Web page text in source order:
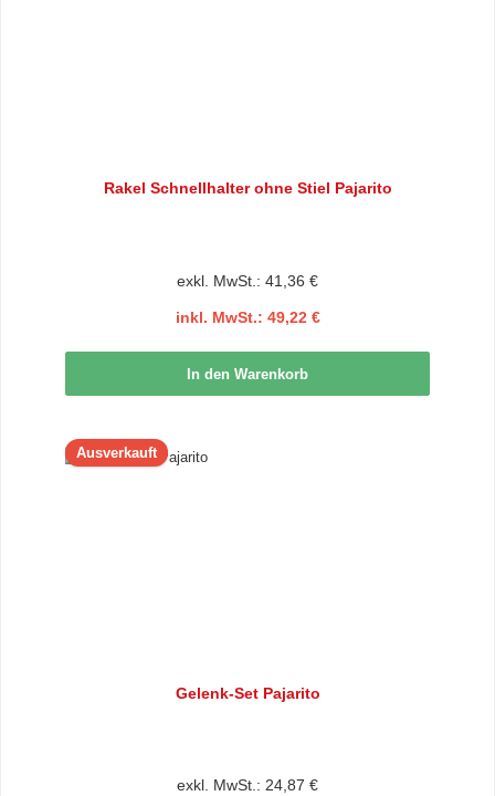
Rakel Schnellhalter ohne Stiel Pajarito
exkl. MwSt.: 41,36 €
inkl. MwSt.: 49,22 €
In den Warenkorb
Ausverkauft
Gelenk-Set Pajarito
exkl. MwSt.: 24,87 €